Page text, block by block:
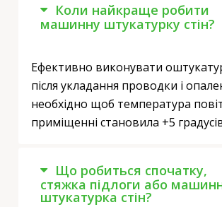
Коли найкраще робити
машинну штукатурку стін?
Ефективно виконувати
після укладання проводки і
необхідно щоб температура
приміщенні становила +5
Що робиться спочатку,
стяжка підлоги або
штукатурка стін?